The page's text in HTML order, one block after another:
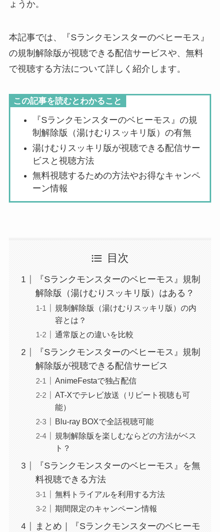
ょうか。
本記事では、『Sランクモンスターのベヒーモス』
の規制解除版が視聴できる配信サービスや、無料
で視聴する方法について詳しく紹介します。
この記事を読むとわかること
『Sランクモンスターのベヒーモス』の規
制解除版（湯けむりスッキリ版）の有無
湯けむりスッキリ版が視聴できる配信サー
ビスと視聴方法
無料視聴するための方法やお得なキャンペ
ーン情報
目次
『Sランクモンスターのベヒーモス』規制
解除版（湯けむりスッキリ版）はある？
規制解除版（湯けむりスッキリ版）の内
容とは？
通常版との違いを比較
『Sランクモンスターのベヒーモス』規制
解除版が視聴できる配信サービス
AnimeFestaで独占配信
AT-Xでテレビ放送（リピート視聴も可
能）
Blu-ray BOXで全話視聴可能
規制解除版を楽しむならどの方法がベス
ト？
『Sランクモンスターのベヒーモス』を無
料視聴できる方法
無料トライアルを利用する方法
期間限定のキャンペーン情報
まとめ｜『Sランクモンスターのベヒーモ